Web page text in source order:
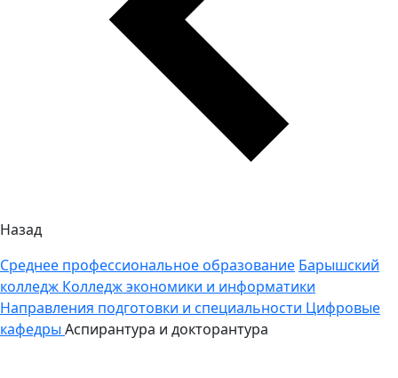
Назад
Среднее профессиональное образование Барышский
колледж Колледж экономики и информатики
Направления подготовки и специальности Цифровые
кафедры Аспирантура и докторантура